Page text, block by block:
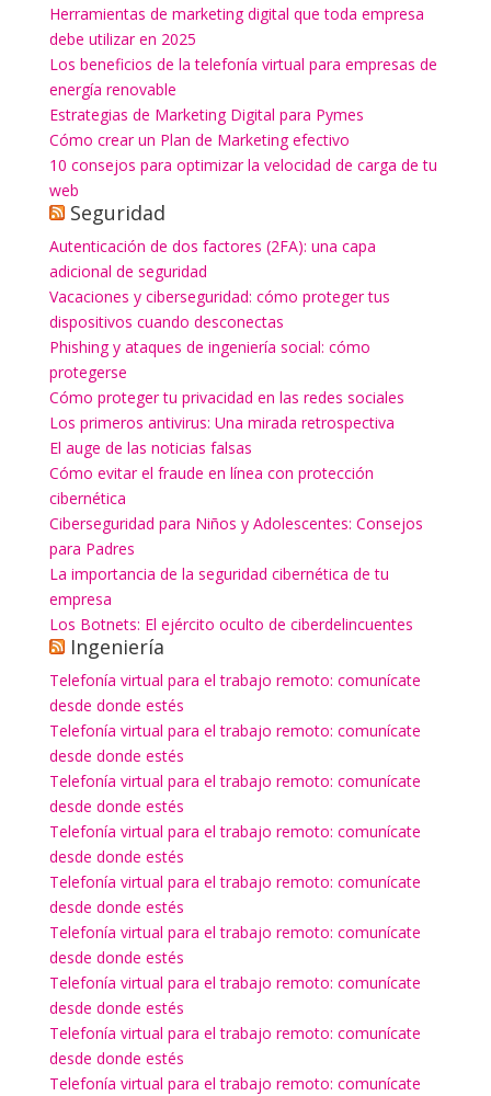
Herramientas de marketing digital que toda empresa
debe utilizar en 2025
Los beneficios de la telefonía virtual para empresas de
energía renovable
Estrategias de Marketing Digital para Pymes
Cómo crear un Plan de Marketing efectivo
10 consejos para optimizar la velocidad de carga de tu
web
Seguridad
Autenticación de dos factores (2FA): una capa
adicional de seguridad
Vacaciones y ciberseguridad: cómo proteger tus
dispositivos cuando desconectas
Phishing y ataques de ingeniería social: cómo
protegerse
Cómo proteger tu privacidad en las redes sociales
Los primeros antivirus: Una mirada retrospectiva
El auge de las noticias falsas
Cómo evitar el fraude en línea con protección
cibernética
Ciberseguridad para Niños y Adolescentes: Consejos
para Padres
La importancia de la seguridad cibernética de tu
empresa
Los Botnets: El ejército oculto de ciberdelincuentes
Ingeniería
Telefonía virtual para el trabajo remoto: comunícate
desde donde estés
Telefonía virtual para el trabajo remoto: comunícate
desde donde estés
Telefonía virtual para el trabajo remoto: comunícate
desde donde estés
Telefonía virtual para el trabajo remoto: comunícate
desde donde estés
Telefonía virtual para el trabajo remoto: comunícate
desde donde estés
Telefonía virtual para el trabajo remoto: comunícate
desde donde estés
Telefonía virtual para el trabajo remoto: comunícate
desde donde estés
Telefonía virtual para el trabajo remoto: comunícate
desde donde estés
Telefonía virtual para el trabajo remoto: comunícate